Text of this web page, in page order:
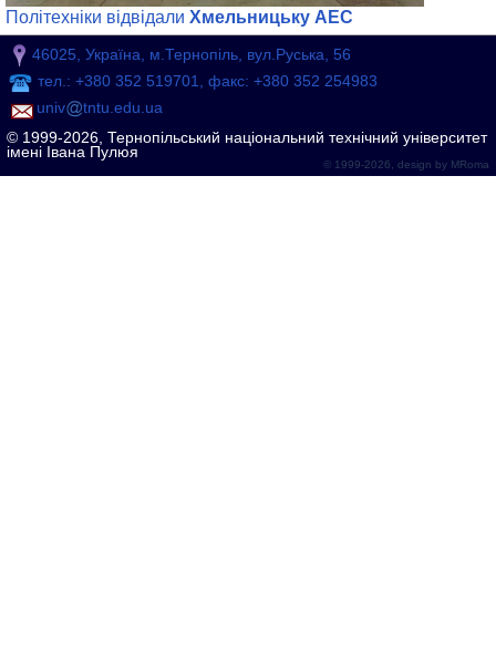
Політехніки відвідали Хмельницьку АЕС
46025, Україна, м.Тернопіль, вул.Руська, 56
тел.: +380 352 519701, факс: +380 352 254983
univ
tntu.edu.ua
© 1999-2026, Тернопільський національний технічний університет
імені Івана Пулюя
© 1999-2026, design by MRoma